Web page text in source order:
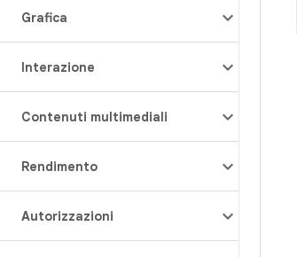
Grafica
Interazione
Contenuti multimediali
Rendimento
Autorizzazioni